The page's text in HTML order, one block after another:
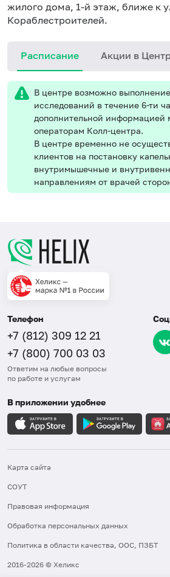
жилого дома, 1-й этаж, ближе к
Кораблестроителей.
Расписание Акции в
В центре возможно
исследований в течение 6-ти
дополнительной информацией
операторам Колл-центра.
В центре временно не
клиентов на постановку
внутримышечные и
направлениям от врачей
Телефон
+7 (812) 309 12 21
+7 (800) 700 03 03
Ответим на любые вопросы
по работе и услугам
В приложении удобнее
Карта сайта
СОУТ
Правовая информация
Обработка персональных данных
Политика в области качества, ООС, ПЗБТ
2016-2026 © Хеликс